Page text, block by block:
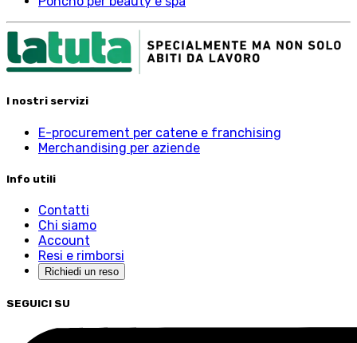
I nostri servizi
E-procurement per catene e franchising
Merchandising per aziende
Info utili
Contatti
Chi siamo
Account
Resi e rimborsi
Richiedi un reso
SEGUICI SU